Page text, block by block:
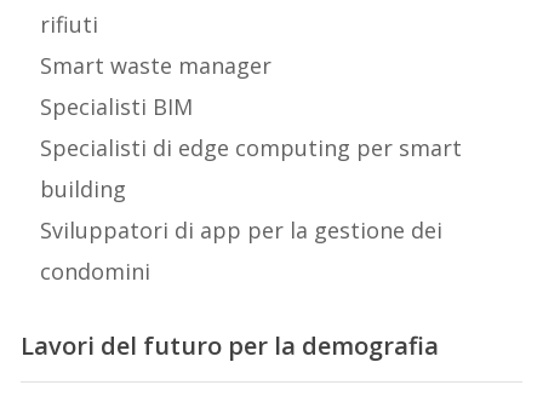
rifiuti
Smart waste manager
Specialisti BIM
Specialisti di edge computing per smart
building
Sviluppatori di app per la gestione dei
condomini
Lavori del futuro per la demografia